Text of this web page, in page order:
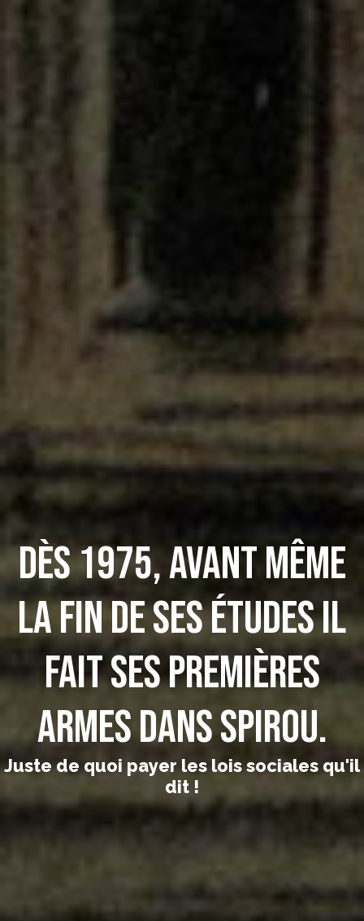
Dès 1975, avant même
la fin de ses études il
fait ses premières
armes dans Spirou.
Juste de quoi payer les lois sociales qu'il
dit !